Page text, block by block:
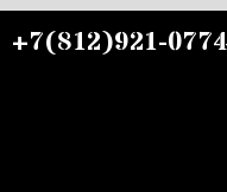
+7(812)921-0774